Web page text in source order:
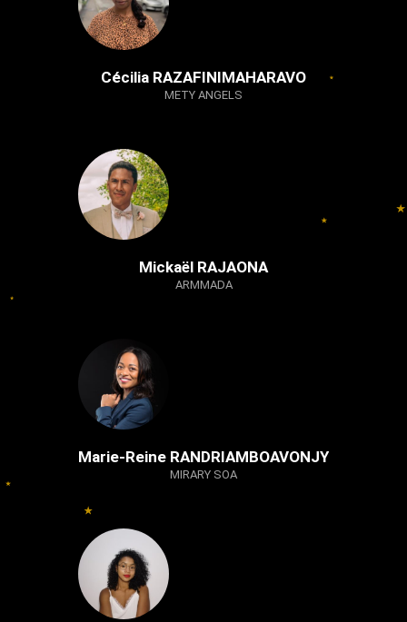
Cécilia RAZAFINIMAHARAVO
METY ANGELS
Mickaël RAJAONA
ARMMADA
Marie-Reine RANDRIAMBOAVONJY
MIRARY SOA